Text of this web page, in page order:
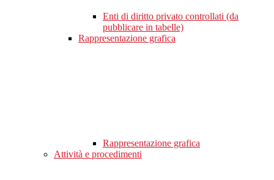
Enti di diritto privato controllati (da
pubblicare in tabelle)
Rappresentazione grafica
Rappresentazione grafica
Attività e procedimenti